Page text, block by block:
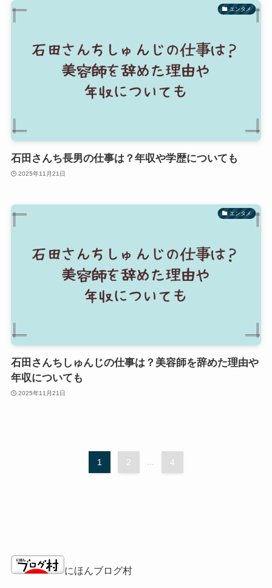
エンタメ
石田さんち長男の仕事は？年収や学歴についても
2025年11月21日
エンタメ
石田さんちしゅんじの仕事は？美容師を辞めた理由や
年収についても
2025年11月21日
1 2 4
にほんブログ村